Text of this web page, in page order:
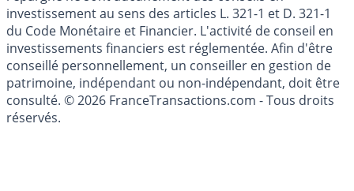
Les articles et commentaires publiés sur le guide de
l'épargne ne sont aucunement des conseils en
investissement au sens des articles L. 321-1 et D. 321-1
du Code Monétaire et Financier. L'activité de conseil en
investissements financiers est réglementée. Afin d'être
conseillé personnellement, un conseiller en gestion de
patrimoine, indépendant ou non-indépendant, doit être